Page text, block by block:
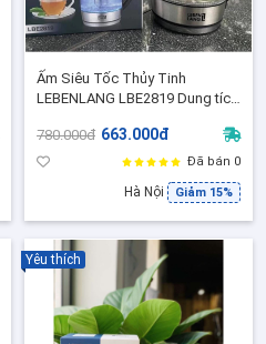
Ấm Siêu Tốc Thủy Tinh
LEBENLANG LBE2819 Dung tích
2 năm chính hãng
780.000đ 663.000đ
Đã bán 0
Hà Nội Giảm 15%
Yêu thích